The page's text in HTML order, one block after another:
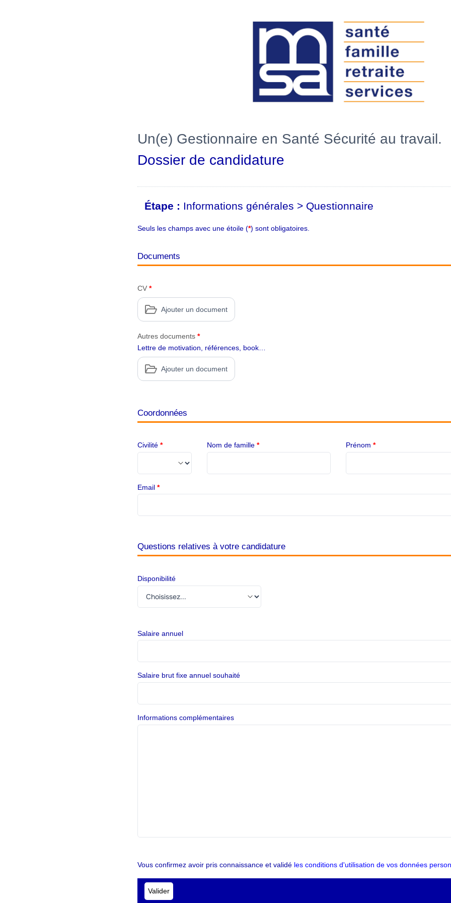
Un(e) Gestionnaire en Santé Sécurité au travail.
Dossier de candidature
Étape : Informations générales > Questionnaire
Seuls les champs avec une étoile (*) sont obligatoires.
Documents
CV *
Ajouter un document
Autres documents *
Lettre de motivation, références, book…
Ajouter un document
Coordonnées
Civilité * Nom de famille * Prénom *
Email *
Questions relatives à votre candidature
Disponibilité
Salaire annuel
Salaire brut fixe annuel souhaité
Informations complémentaires
Vous confirmez avoir pris connaissance et validé les conditions d'utilisation de vos données